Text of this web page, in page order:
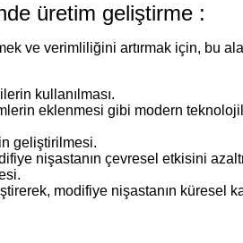
üretim geliştirme :
ve verimliliğini artırmak için, bu
kullanılması.
eklenmesi gibi modern
geliştirilmesi.
nişastanın çevresel etkisini
modifiye nişastanın küresel